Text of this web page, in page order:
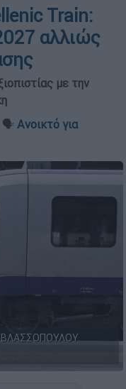
Train:
αλλιώς
με την
🗣️ Ανοικτό για
ΒΛΑΣΣΟΠΟΥΛΟΥ